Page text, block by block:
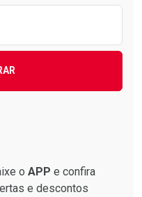
o APP e confira
e descontos